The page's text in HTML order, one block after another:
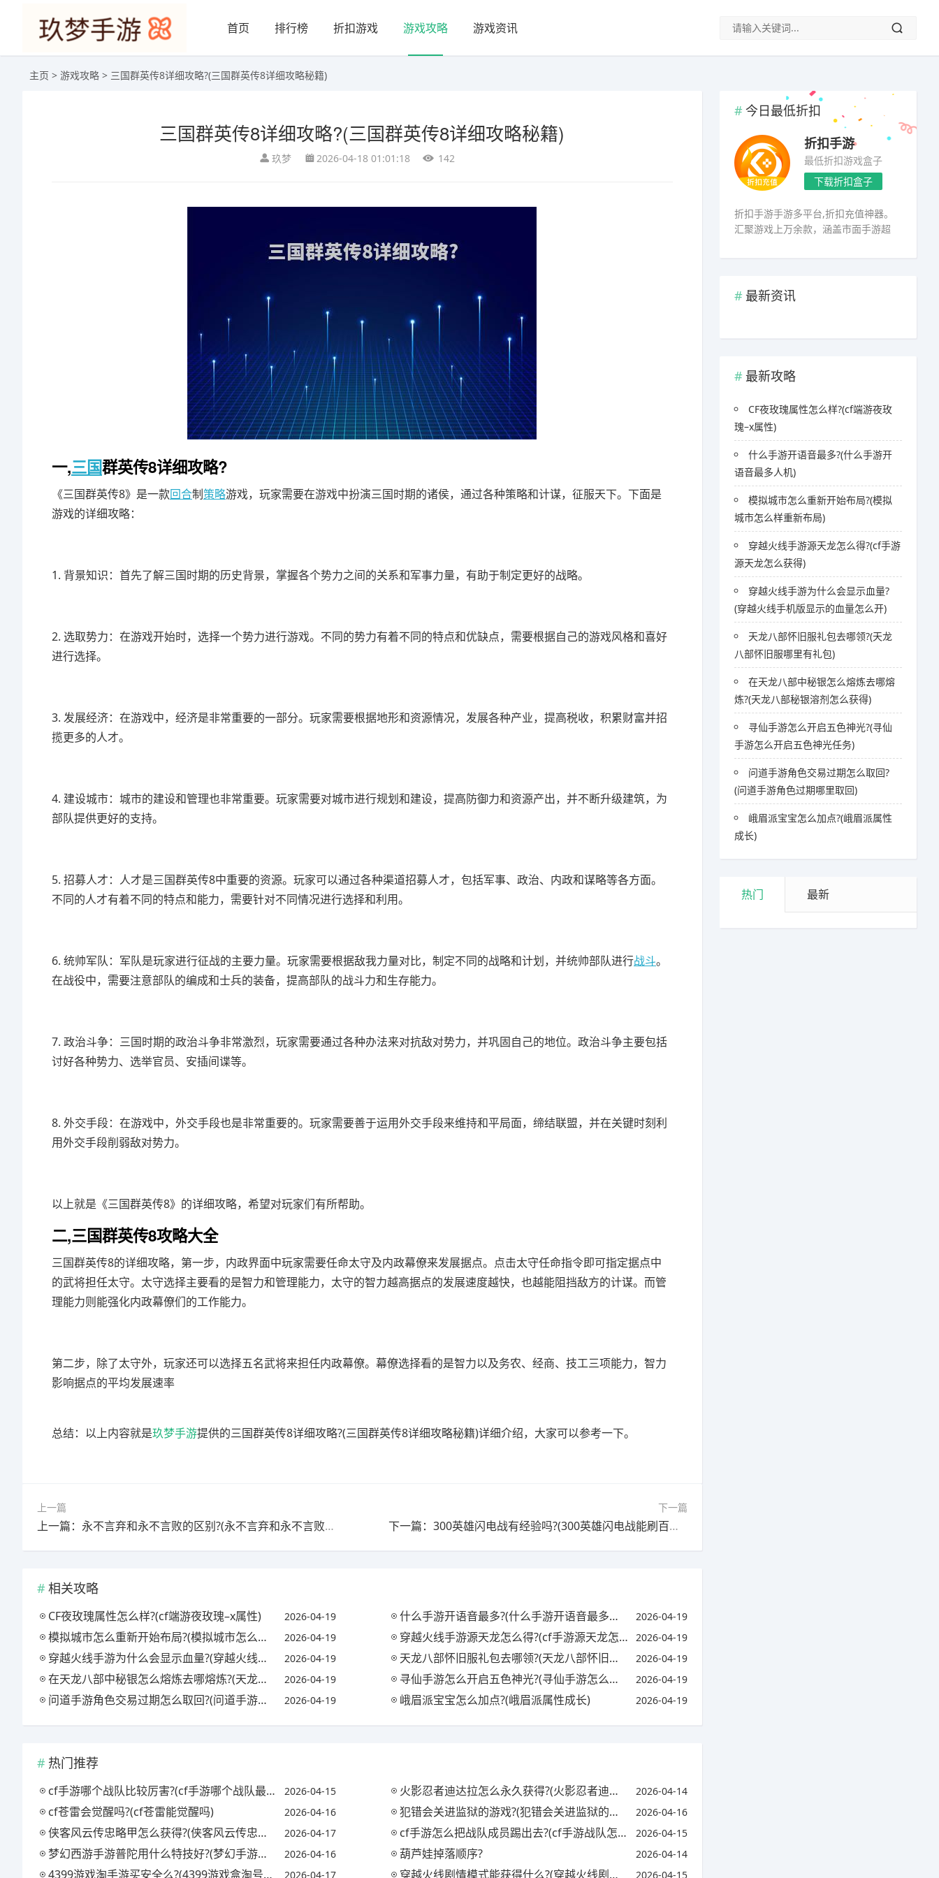
首页 排行榜 折扣游戏 游戏攻略 游戏资讯
主页 > 游戏攻略 > 三国群英传8详细攻略?(三国群英传8详细攻略秘籍)
三国群英传8详细攻略?(三国群英传8详细攻略秘籍)
玖梦 2026-04-18 01:01:18 142
一,三国群英传8详细攻略?
《三国群英传8》是一款回合制策略游戏，玩家需要在游戏中扮演三国时期的诸侯，通过各种策略和计谋，征服天下。下面是
游戏的详细攻略：
1. 背景知识：首先了解三国时期的历史背景，掌握各个势力之间的关系和军事力量，有助于制定更好的战略。
2. 选取势力：在游戏开始时，选择一个势力进行游戏。不同的势力有着不同的特点和优缺点，需要根据自己的游戏风格和喜好
进行选择。
3. 发展经济：在游戏中，经济是非常重要的一部分。玩家需要根据地形和资源情况，发展各种产业，提高税收，积累财富并招
揽更多的人才。
4. 建设城市：城市的建设和管理也非常重要。玩家需要对城市进行规划和建设，提高防御力和资源产出，并不断升级建筑，为
部队提供更好的支持。
5. 招募人才：人才是三国群英传8中重要的资源。玩家可以通过各种渠道招募人才，包括军事、政治、内政和谋略等各方面。
不同的人才有着不同的特点和能力，需要针对不同情况进行选择和利用。
6. 统帅军队：军队是玩家进行征战的主要力量。玩家需要根据敌我力量对比，制定不同的战略和计划，并统帅部队进行战斗。
在战役中，需要注意部队的编成和士兵的装备，提高部队的战斗力和生存能力。
7. 政治斗争：三国时期的政治斗争非常激烈，玩家需要通过各种办法来对抗敌对势力，并巩固自己的地位。政治斗争主要包括
讨好各种势力、选举官员、安插间谍等。
8. 外交手段：在游戏中，外交手段也是非常重要的。玩家需要善于运用外交手段来维持和平局面，缔结联盟，并在关键时刻利
用外交手段削弱敌对势力。
以上就是《三国群英传8》的详细攻略，希望对玩家们有所帮助。
二,三国群英传8攻略大全
三国群英传8的详细攻略，第一步，内政界面中玩家需要任命太守及内政幕僚来发展据点。点击太守任命指令即可指定据点中
的武将担任太守。太守选择主要看的是智力和管理能力，太守的智力越高据点的发展速度越快，也越能阻挡敌方的计谋。而管
理能力则能强化内政幕僚们的工作能力。
第二步，除了太守外，玩家还可以选择五名武将来担任内政幕僚。幕僚选择看的是智力以及务农、经商、技工三项能力，智力
影响据点的平均发展速率
总结：以上内容就是玖梦手游提供的三国群英传8详细攻略?(三国群英传8详细攻略秘籍)详细介绍，大家可以参考一下。
上一篇
上一篇：永不言弃和永不言败的区别?(永不言弃和永不言败意思一样吗)
下一篇
下一篇：300英雄闪电战有经验吗?(300英雄闪电战能刷百胜吗)
相关攻略
CF夜玫瑰属性怎么样?(cf端游夜玫瑰–x属性) 2026-04-19 什么手游开语音最多?(什么手游开语音最多人机) 2026-04-19
模拟城市怎么重新开始布局?(模拟城市怎么样重新布局) 2026-04-19 穿越火线手游源天龙怎么得?(cf手游源天龙怎么获得) 2026-04-19
穿越火线手游为什么会显示血量?(穿越火线手机版显示的血量怎么开) 2026-04-19 天龙八部怀旧服礼包去哪领?(天龙八部怀旧服哪里有礼包) 2026-04-19
在天龙八部中秘银怎么熔炼去哪熔炼?(天龙八部秘银溶剂怎么获得) 2026-04-19 寻仙手游怎么开启五色神光?(寻仙手游怎么开启五色神光任务) 2026-04-19
问道手游角色交易过期怎么取回?(问道手游角色过期哪里取回) 2026-04-19 峨眉派宝宝怎么加点?(峨眉派属性成长) 2026-04-19
热门推荐
cf手游哪个战队比较厉害?(cf手游哪个战队最强) 2026-04-15 火影忍者迪达拉怎么永久获得?(火影忍者迪达拉怎么获取) 2026-04-14
cf苍雷会觉醒吗?(cf苍雷能觉醒吗) 2026-04-16 犯错会关进监狱的游戏?(犯错会关进监狱的游戏吗) 2026-04-16
侠客风云传忠略甲怎么获得?(侠客风云传忠略甲对自己) 2026-04-17 cf手游怎么把战队成员踢出去?(cf手游战队怎么踢人) 2026-04-15
梦幻西游手游普陀用什么特技好?(梦幻手游普陀必备特技) 2026-04-16 葫芦娃掉落顺序? 2026-04-14
4399游戏淘手游买安全么?(4399游戏盒淘号有用吗) 2026-04-17 穿越火线剧情模式能获得什么?(穿越火线剧情模式怎么过) 2026-04-15
今日最低折扣
折扣手游
最低折扣游戏盒子
下载折扣盒子
折扣手游手游多平台,折扣充值神器。
汇聚游戏上万余款，涵盖市面手游超
最新资讯
最新攻略
CF夜玫瑰属性怎么样?(cf端游夜玫
瑰–x属性)
什么手游开语音最多?(什么手游开
语音最多人机)
模拟城市怎么重新开始布局?(模拟
城市怎么样重新布局)
穿越火线手游源天龙怎么得?(cf手游
源天龙怎么获得)
穿越火线手游为什么会显示血量?
(穿越火线手机版显示的血量怎么开)
天龙八部怀旧服礼包去哪领?(天龙
八部怀旧服哪里有礼包)
在天龙八部中秘银怎么熔炼去哪熔
炼?(天龙八部秘银溶剂怎么获得)
寻仙手游怎么开启五色神光?(寻仙
手游怎么开启五色神光任务)
问道手游角色交易过期怎么取回?
(问道手游角色过期哪里取回)
峨眉派宝宝怎么加点?(峨眉派属性
成长)
热门 最新